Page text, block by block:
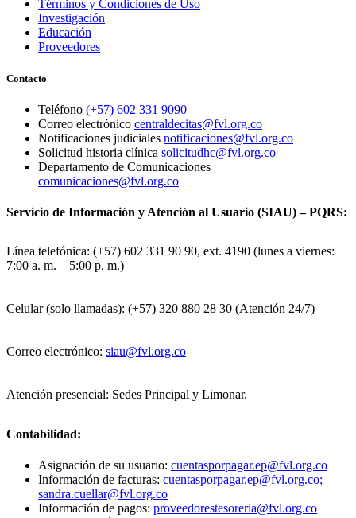
Términos y Condiciones de Uso
Investigación
Educación
Proveedores
Contacto
Teléfono (+57) 602 331 9090
Correo electrónico centraldecitas@fvl.org.co
Notificaciones judiciales notificaciones@fvl.org.co
Solicitud historia clínica solicitudhc@fvl.org.co
Departamento de Comunicaciones
comunicaciones@fvl.org.co
Servicio de Información y Atención al Usuario (SIAU) – PQRS:
Línea telefónica: (+57) 602 331 90 90, ext. 4190 (lunes a viernes:
7:00 a. m. – 5:00 p. m.)
Celular (solo llamadas): (+57) 320 880 28 30 (Atención 24/7)
Correo electrónico: siau@fvl.org.co
Atención presencial: Sedes Principal y Limonar.
Contabilidad:
Asignación de su usuario: cuentasporpagar.ep@fvl.org.co
Información de facturas: cuentasporpagar.ep@fvl.org.co;
sandra.cuellar@fvl.org.co
Información de pagos: proveedorestesoreria@fvl.org.co